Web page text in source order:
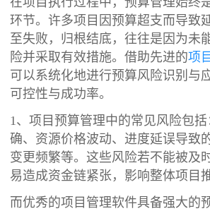
环节。许多项目因预算超支而导致
至失败，归根结底，往往是因为未
险并采取有效措施。借助先进的项
可以系统化地进行预算风险识别与
可控性与成功率。
1、项目预算管理中的常见风险包
确、资源价格波动、进度延误导致
变更频繁等。这些风险若不能被及
易造成资金链紧张，影响整体项目
而优秀的项目管理软件具备强大的